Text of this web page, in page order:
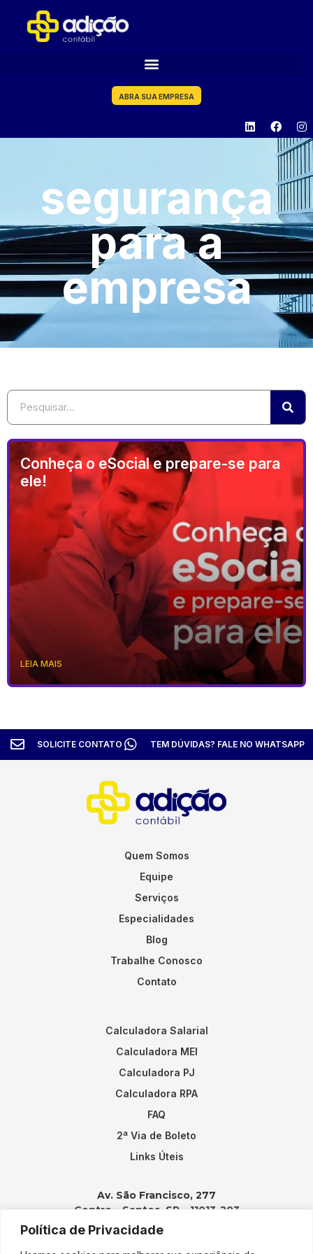
Política de Privacidade
ABRA SUA EMPRESA
segurança
para a
empresa
Conheça o eSocial e prepare-se para
ele!
LEIA MAIS
SOLICITE CONTATO TEM DÚVIDAS? FALE NO WHATSAPP
Quem Somos
Equipe
Serviços
Especialidades
Blog
Trabalhe Conosco
Contato
Calculadora Salarial
Calculadora MEI
Calculadora PJ
Calculadora RPA
FAQ
2ª Via de Boleto
Links Úteis
Av. São Francisco, 277
Centro – Santos, SP – 11013-203
Contatos: